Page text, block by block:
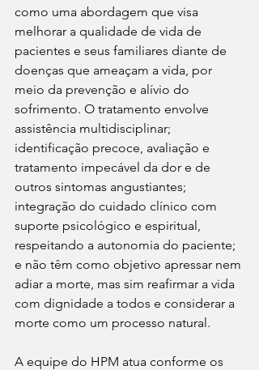
como uma abordagem que visa
melhorar a qualidade de vida de
pacientes e seus familiares diante de
doenças que ameaçam a vida, por
meio da prevenção e alívio do
sofrimento. O tratamento envolve
assistência multidisciplinar;
identificação precoce, avaliação e
tratamento impecável da dor e de
outros sintomas angustiantes;
integração do cuidado clínico com
suporte psicológico e espiritual,
respeitando a autonomia do paciente;
e não têm como objetivo apressar nem
adiar a morte, mas sim reafirmar a vida
com dignidade a todos e considerar a
morte como um processo natural.
A equipe do HPM atua conforme os